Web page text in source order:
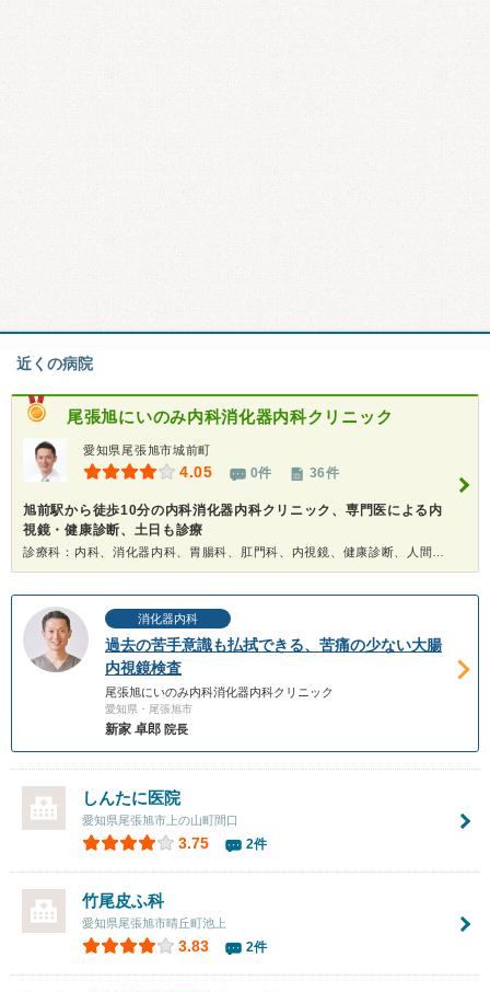
近くの病院
尾張旭にいのみ内科消化器内科クリニック
愛知県尾張旭市城前町
4.05 0件 36件
旭前駅から徒歩10分の内科消化器内科クリニック、専門医による内
視鏡・健康診断、土日も診療
消化器内科
過去の苦手意識も払拭できる、苦痛の少ない大腸
内視鏡検査
尾張旭にいのみ内科消化器内科クリニック
愛知県・尾張旭市
新家 卓郎 院長
しんたに医院
愛知県尾張旭市上の山町間口
3.75 2件
竹尾皮ふ科
愛知県尾張旭市晴丘町池上
3.83 2件